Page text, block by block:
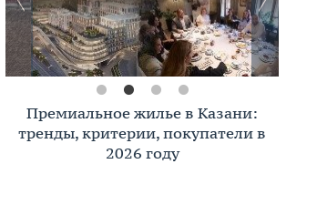
Премиальное жилье в Казани:
тренды, критерии, покупатели в
2026 году